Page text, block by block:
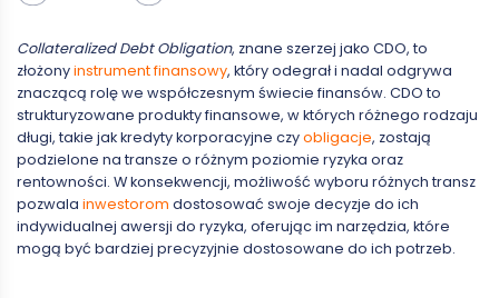
Collateralized Debt Obligation, znane szerzej jako CDO, to
złożonyinstrument finansowy, który odegrał i nadal odgrywa
znaczącą rolę we współczesnym świecie finansów. CDO to
strukturyzowane produkty finansowe, w których różnego rodzaju
długi, takie jak kredyty korporacyjne czyobligacje, zostają
podzielone na transze o różnym poziomie ryzyka oraz
rentowności. W konsekwencji, możliwość wyboru różnych transz
pozwala inwestorom dostosować swoje decyzje do ich
indywidualnej awersji do ryzyka, oferując im narzędzia, które
mogą być bardziej precyzyjnie dostosowane do ich potrzeb.